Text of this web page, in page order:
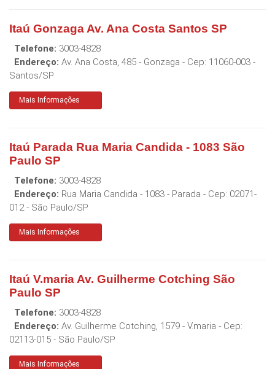
Itaú Gonzaga Av. Ana Costa Santos SP
Telefone: 3003-4828
Endereço: Av. Ana Costa, 485 - Gonzaga - Cep: 11060-003 -
Santos/SP
Mais Informações
Itaú Parada Rua Maria Candida - 1083 São
Paulo SP
Telefone: 3003-4828
Endereço: Rua Maria Candida - 1083 - Parada - Cep: 02071-
012- São Paulo/SP
Mais Informações
Itaú V.maria Av. Guilherme Cotching São
Paulo SP
Telefone: 3003-4828
Endereço: Av. Guilherme Cotching, 1579 - V.maria - Cep:
02113-015 - São Paulo/SP
Mais Informações